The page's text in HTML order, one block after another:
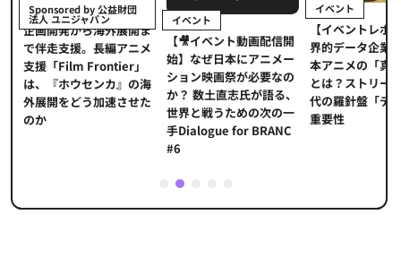
Sponsored by 公益財団
法人 ユニジャパン
企画開発から海外展開ま
で伴走支援。長編アニメ
支援「Film Frontier」
は、『ホウセンカ』の海
外展開をどう加速させた
のか
イベント
【🎥イベント動画配信開
始】なぜ日本にアニメー
ション映画祭が必要なの
か？ 数土直志氏が語る、
世界と戦うための次の一
手Dialogue for BRANC
#6
イベント
【イベントレポ
界的データ企業
本アニメの「真
とは？ストリー
代の羅針盤「デ
重要性
2